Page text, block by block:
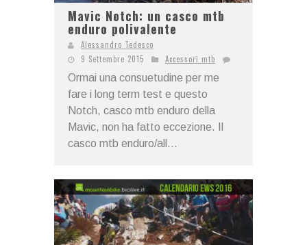
Mavic Notch: un casco mtb
enduro polivalente
Alessandro Tedesco
9 Settembre 2015
Accessori mtb
Ormai una consuetudine per me
fare i long term test e questo
Notch, casco mtb enduro della
Mavic, non ha fatto eccezione. Il
casco mtb enduro/all...